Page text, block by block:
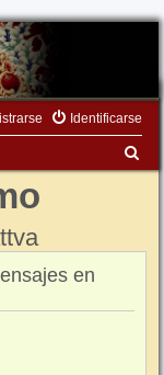
Identificarse
en